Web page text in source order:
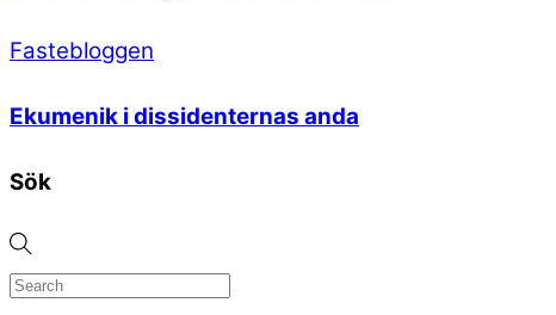
Fastebloggen
Ekumenik i dissidenternas anda
Sök